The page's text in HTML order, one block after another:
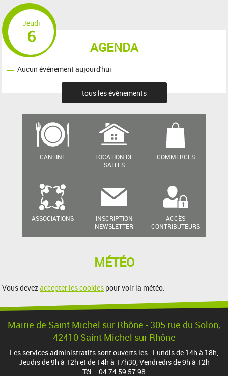
AGENDA
Jeudi
6
Aucun événement aujourd'hui
tous les évènements
CANTINE
LOCATION DE
SALLES
COMMERCES
ASSOCIATIONS
INSCRIPTION
NEWSLETTER
ACCÈS
CONTRIBUTEURS
MÉTÉO
Vous devezaccepter les cookies pour voir la météo.
Mairie de Saint Michel sur Rhône - 305 rue du Solon,
42410 Saint Michel sur Rhône
Les services administratifs sont ouverts les : Lundis de 14h à 18h,
Jeudis de 9h à 12h et de 14h à 17h30, Vendredis de 9h à 12h
Tél. : 04 74 59 57 98